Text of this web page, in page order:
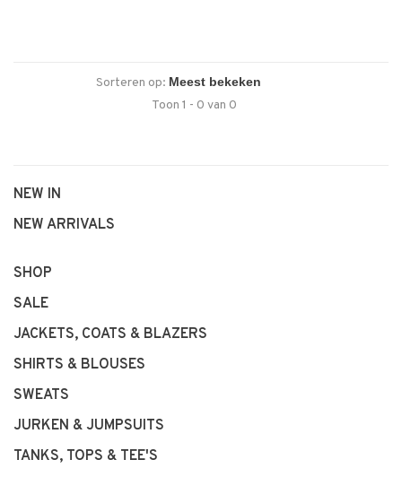
Sorteren op:
Toon 1 - 0 van 0
NEW IN
NEW ARRIVALS
SHOP
SALE
JACKETS, COATS & BLAZERS
SHIRTS & BLOUSES
SWEATS
JURKEN & JUMPSUITS
TANKS, TOPS & TEE'S